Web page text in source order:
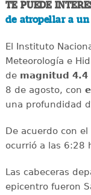
TE PUEDE
de atropellar a
El Instituto
Meteorología e
de magnitud 4.4
8 de agosto, con
una profundidad
De acuerdo con
ocurrió a las 6:28
Las cabeceras
epicentro fueron